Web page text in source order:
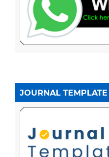
JOURNAL TEMPLATE